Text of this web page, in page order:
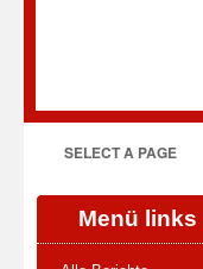
Menü links